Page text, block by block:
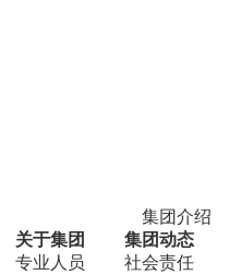
集团介绍
关于集团
专业人员
集团动态
社会责任